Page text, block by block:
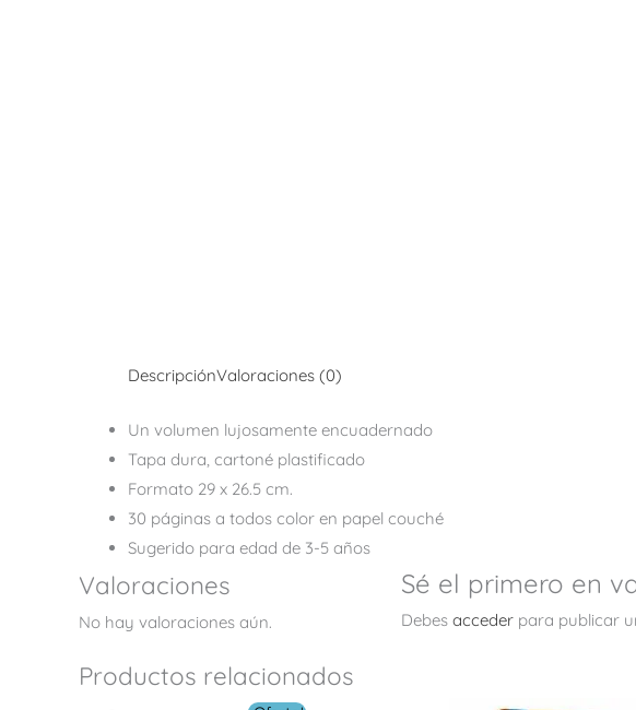
DescripciónValoraciones (0)
Un volumen lujosamente encuadernado
Tapa dura, cartoné plastificado
Formato 29 x 26.5 cm.
30 páginas a todos color en papel couché
Sugerido para edad de 3-5 años
Valoraciones
No hay valoraciones aún.
Sé el primero en
Debes acceder para publicar
Productos relacionados